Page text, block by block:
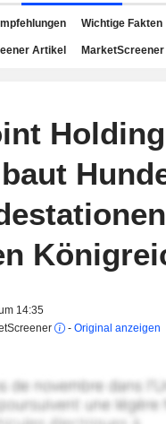
Wichtige Fakten
Artikel
14:35
- Original anzeigen